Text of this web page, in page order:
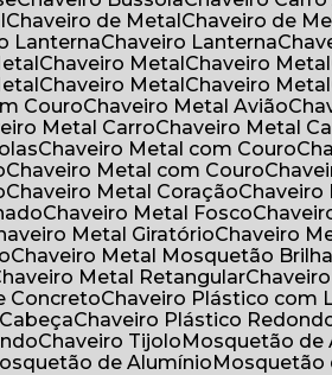
Chaveiro de Metal Chaveiro de
Lanterna Chaveiro Lanterna
Chaveiro Metal Chaveiro Metal
Chaveiro Metal Chaveiro Metal
Couro
Chaveiro Metal Avião
Metal Carro Chaveiro Metal
Chaveiro Metal com Couro
Chaveiro Metal com Couro
Chaveiro Metal Coração
Chaveiro Metal Fosco
Metal Giratório Chaveiro
Chaveiro Metal Mosquetão
Chaveiro Metal Retangular
Concreto
Chaveiro Plástico com
Chaveiro Plástico
Chaveiro Tijolo Mosquetão
Mosquetão de Alumínio